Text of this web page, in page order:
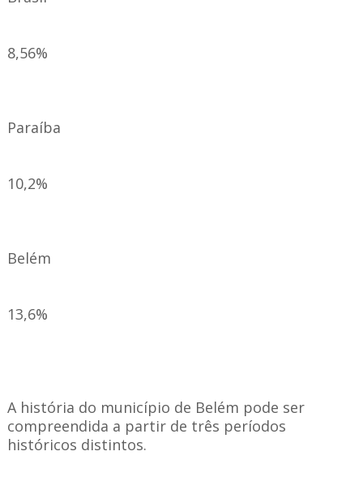
8,56%
Paraíba
10,2%
Belém
13,6%
A história do município de Belém pode ser
compreendida a partir de três períodos
históricos distintos.